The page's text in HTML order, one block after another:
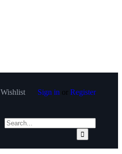
Wishlist Sign in or Register